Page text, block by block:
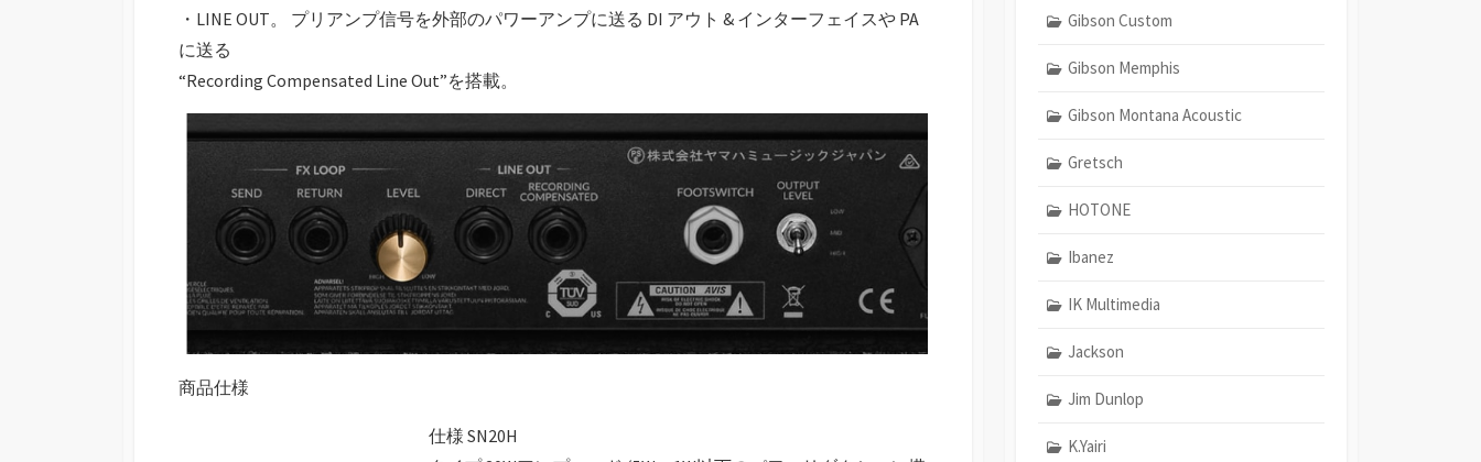
・LINE OUT。 プリアンプ信号を外部のパワーアンプに送る DI アウト & インターフェイスや PA
に送る
“Recording Compensated Line Out”を搭載。
商品仕様
仕様 SN20H
Gibson Custom
Gibson Memphis
Gibson Montana Acoustic
Gretsch
HOTONE
Ibanez
IK Multimedia
Jackson
Jim Dunlop
K.Yairi